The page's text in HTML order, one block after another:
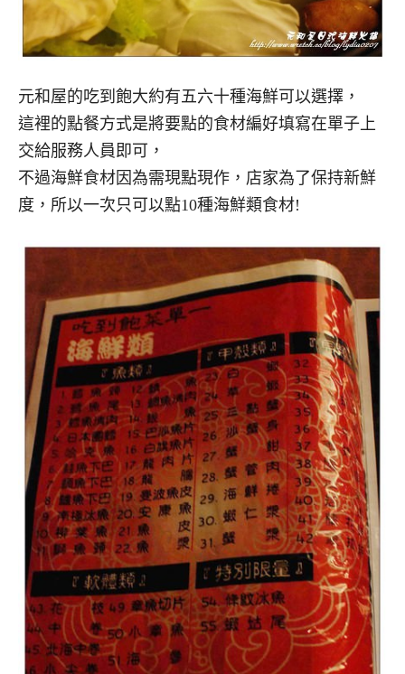
元和屋的吃到飽大約有五六十種海鮮可以選擇，
這裡的點餐方式是將要點的食材編好填寫在單子上
交給服務人員即可，
不過海鮮食材因為需現點現作，店家為了保持新鮮
度，所以一次只可以點10種海鮮類食材!